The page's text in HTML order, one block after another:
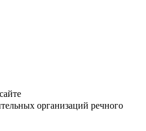
организаций речного